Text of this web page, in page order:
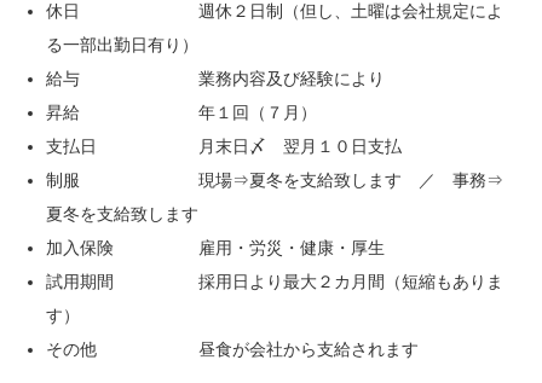
休日 週休２日制（但し、土曜は会社規定によ
る一部出勤日有り）
給与 業務内容及び経験により
昇給 年１回（７月）
支払日 月末日〆 翌月１０日支払
制服 現場⇒夏冬を支給致します ／ 事務⇒
夏冬を支給致します
加入保険 雇用・労災・健康・厚生
試用期間 採用日より最大２カ月間（短縮もありま
す）
その他 昼食が会社から支給されます